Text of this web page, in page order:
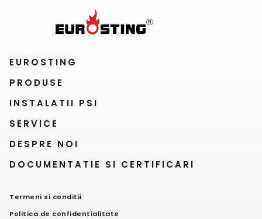
EUROSTING
PRODUSE
INSTALATII PSI
SERVICE
DESPRE NOI
DOCUMENTATIE SI CERTIFICARI
Termeni si conditii
Politica de confidentialitate